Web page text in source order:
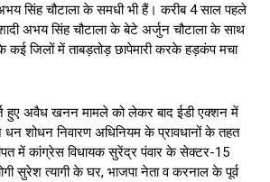
सिंह चौटाला के समधी भी हैं। करीब 4 साल पहले
अभय सिंह चौटाला के बेटे अर्जुन चौटाला के साथ
कई जिलों में ताबड़तोड़ छापेमारी करके हड़कंप मचा
हुए अवैध खनन मामले को लेकर बाद ईडी एक्शन में
शोधन निवारण अधिनियम के प्रावधानों के तहत
में कांग्रेस विधायक सुरेंद्र पंवार के सेक्टर-15
सुरेश त्यागी के घर, भाजपा नेता व करनाल के पूर्व